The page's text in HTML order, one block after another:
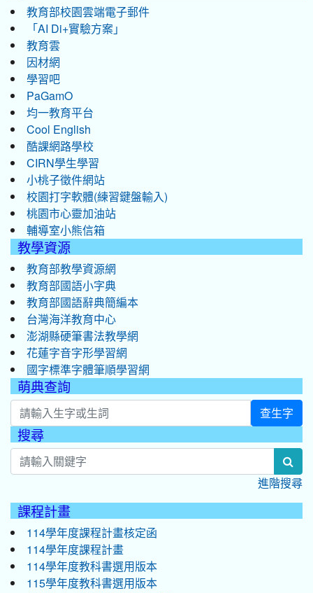
教育部校園雲端電子郵件
「AI Di+實驗方案」
教育雲
因材網
學習吧
PaGamO
均一教育平台
Cool English
酷課網路學校
CIRN學生學習
小桃子徵件網站
校園打字軟體(練習鍵盤輸入)
桃園市心靈加油站
輔導室小熊信箱
教學資源
教育部教學資源網
教育部國語小字典
教育部國語辭典簡編本
台灣海洋教育中心
澎湖縣硬筆書法教學網
花蓮字音字形學習網
國字標準字體筆順學習網
萌典查詢
查生字
搜尋
進階搜尋
課程計畫
114學年度課程計畫核定函
114學年度課程計畫
114學年度教科書選用版本
115學年度教科書選用版本